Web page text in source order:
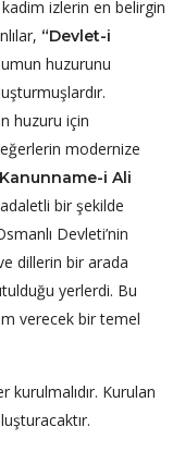
izlerin en belirgin
“Devlet-i
huzurunu
huzuru için
modernize
i Ali
bir şekilde
Devleti’nin
dillerin bir arada
yerlerdi. Bu
verecek bir temel
kurulmalıdır. Kurulan